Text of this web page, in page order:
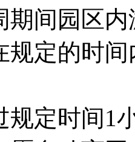
期间园区
规定的时
规定时间1